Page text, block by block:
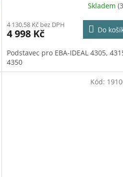
Skladem
4 130,58 Kč bez DPH
4 998 Kč Do
Podstavec pro EBA-IDEAL 4305,
4350
Kód: